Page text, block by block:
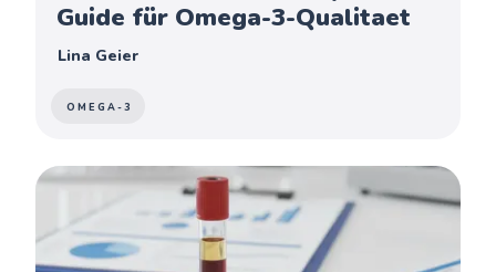
Guide für Omega-3-Qualitaet
Lina Geier
OMEGA-3